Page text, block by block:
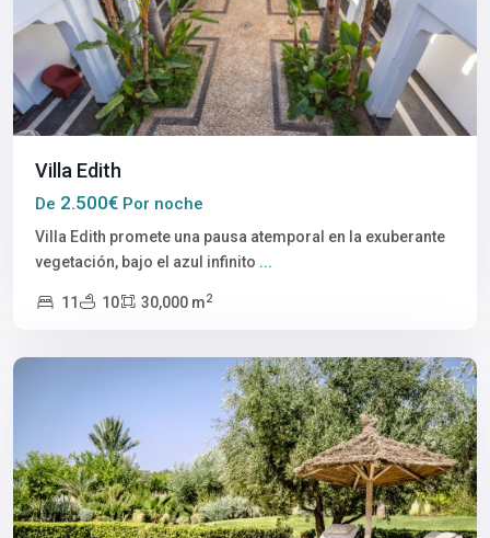
Villa Edith
De 2.500€ Por noche
Villa Edith promete una pausa atemporal en la exuberante
vegetación, bajo el azul infinito ...
11 10 30,000 m2